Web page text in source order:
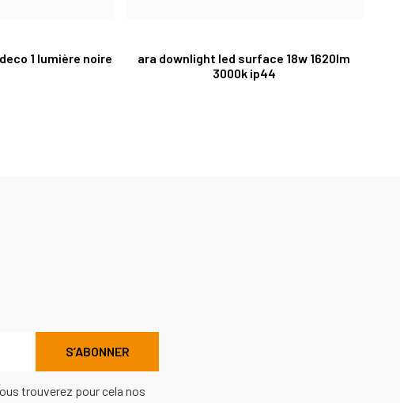
1 lumière noire
ara downlight led surface 18w 1620lm
3000k ip44
trouverez pour cela nos